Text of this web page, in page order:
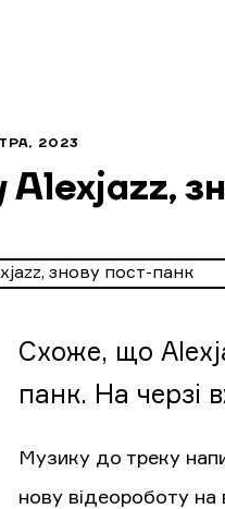
2023
Alexjazz,
Схоже, що
панк. На черзі
Музику до треку
нову відеороботу